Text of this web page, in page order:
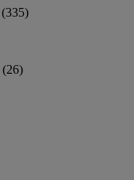
(335)
(26)